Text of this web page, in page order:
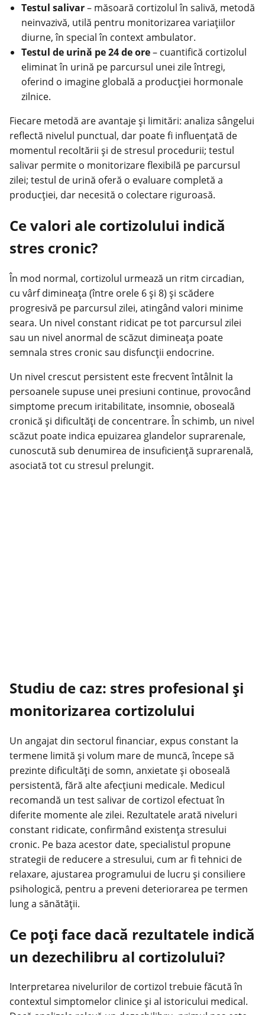
Testul salivar– măsoară cortizolul în salivă, metodă
neinvazivă, utilă pentru monitorizarea variațiilor
diurne, în special în context ambulator.
Testul de urină pe 24 de ore– cuantifică cortizolul
eliminat în urină pe parcursul unei zile întregi,
oferind o imagine globală a producției hormonale
zilnice.
Fiecare metodă are avantaje și limitări: analiza sângelui
reflectă nivelul punctual, dar poate fi influențată de
momentul recoltării și de stresul procedurii; testul
salivar permite o monitorizare flexibilă pe parcursul
zilei; testul de urină oferă o evaluare completă a
producției, dar necesită o colectare riguroasă.
Ce valori ale cortizolului indică
stres cronic?
În mod normal, cortizolul urmează un ritm circadian,
cu vârf dimineața (între orele 6 și 8) și scădere
progresivă pe parcursul zilei, atingând valori minime
seara. Un nivel constant ridicat pe tot parcursul zilei
sau un nivel anormal de scăzut dimineața poate
semnala stres cronic sau disfuncții endocrine.
Un nivel crescut persistent este frecvent întâlnit la
persoanele supuse unei presiuni continue, provocând
simptome precum iritabilitate, insomnie, oboseală
cronică și dificultăți de concentrare. În schimb, un nivel
scăzut poate indica epuizarea glandelor suprarenale,
cunoscută sub denumirea de insuficiență suprarenală,
asociată tot cu stresul prelungit.
Studiu de caz: stres profesional și
monitorizarea cortizolului
Un angajat din sectorul financiar, expus constant la
termene limită și volum mare de muncă, începe să
prezinte dificultăți de somn, anxietate și oboseală
persistentă, fără alte afecțiuni medicale. Medicul
recomandă un test salivar de cortizol efectuat în
diferite momente ale zilei. Rezultatele arată niveluri
constant ridicate, confirmând existența stresului
cronic. Pe baza acestor date, specialistul propune
strategii de reducere a stresului, cum ar fi tehnici de
relaxare, ajustarea programului de lucru și consiliere
psihologică, pentru a preveni deteriorarea pe termen
lung a sănătății.
Ce poți face dacă rezultatele indică
un dezechilibru al cortizolului?
Interpretarea nivelurilor de cortizol trebuie făcută în
contextul simptomelor clinice și al istoricului medical.